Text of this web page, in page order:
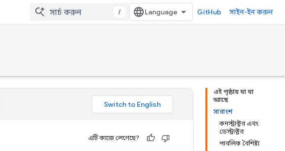
/ GitHub সাইন-ইন করুন
এই পৃষ্ঠায় যা যা
আছে
সারাংশ
কনস্ট্রাক্টর এবং
ডেস্ট্রাক্টর
পাবলিক বৈশিষ্ট্য
এটি কাজে লেগেছে?